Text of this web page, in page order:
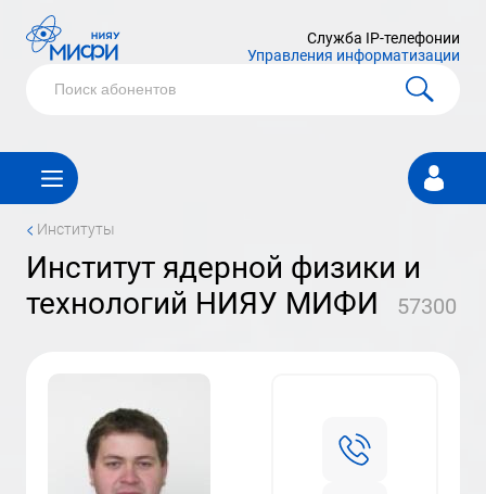
Служба IP-телефонии
Управления информатизации
Личный
кабинет
< Институты
институт ядерной физики и
технологий НИЯУ МИФИ
57300